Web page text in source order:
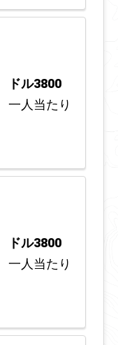
ドル3800
一人当たり
ドル3800
一人当たり